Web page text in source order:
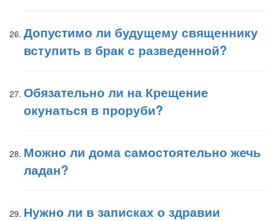
Допустимо ли будущему священнику
вступить в брак с разведенной?
Обязательно ли на Крещение
окунаться в проруби?
Можно ли дома самостоятельно жечь
ладан?
Нужно ли в записках о здравии